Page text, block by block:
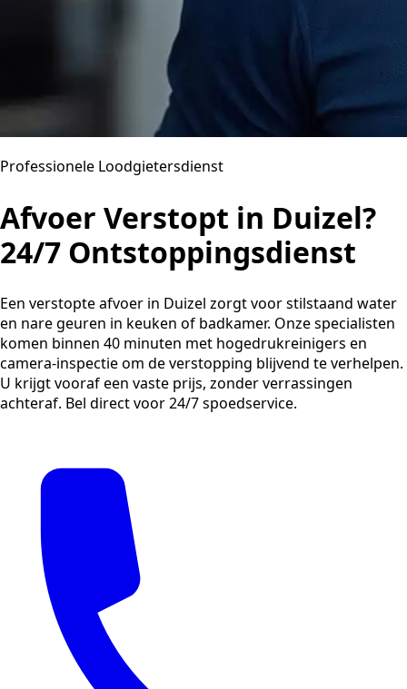
Professionele Loodgietersdienst
Afvoer Verstopt in Duizel?
24/7 Ontstoppingsdienst
Een verstopte afvoer in Duizel zorgt voor stilstaand water
en nare geuren in keuken of badkamer. Onze specialisten
komen binnen 40 minuten met hogedrukreinigers en
camera-inspectie om de verstopping blijvend te verhelpen.
U krijgt vooraf een vaste prijs, zonder verrassingen
achteraf. Bel direct voor 24/7 spoedservice.